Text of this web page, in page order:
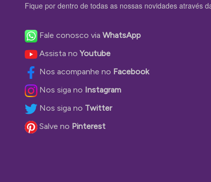
Fique por dentro de todas as nossas novidades através
Fale conosco via WhatsApp
Assista noYoutube
Nos acompanhe no Facebook
Nos siga no Instagram
Nos siga no Twitter
Salve no Pinterest